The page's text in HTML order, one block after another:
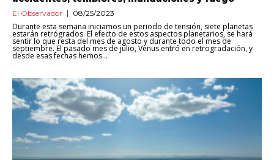
El Observador 08/25/2023
Durante esta semana iniciamos un periodo de tensión, siete planetas
estarán retrógrados. El efecto de estos aspectos planetarios, se hará
sentir lo que resta del mes de agosto y durante todo el mes de
septiembre. El pasado mes de julio, Venus entró en retrogradación, y
desde esas fechas hemos...